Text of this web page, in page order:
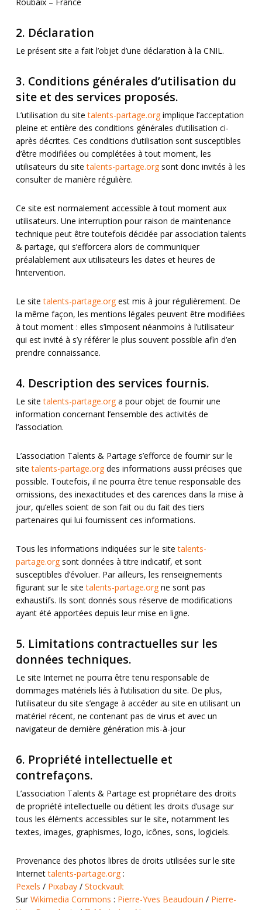
2. Déclaration
Le présent site a fait l’objet d’une déclaration à la CNIL.
3. Conditions générales d’utilisation du
site et des services proposés.
L’utilisation du sitetalents-partage.orgimplique l’acceptation
pleine et entière des conditions générales d’utilisation ci-
après décrites. Ces conditions d’utilisation sont susceptibles
d’être modifiées ou complétées à tout moment, les
utilisateurs du sitetalents-partage.orgsont donc invités à les
consulter de manière régulière.
Ce site est normalement accessible à tout moment aux
utilisateurs. Une interruption pour raison de maintenance
technique peut être toutefois décidée par association talents
& partage, qui s’efforcera alors de communiquer
préalablement aux utilisateurs les dates et heures de
l’intervention.
Le sitetalents-partage.orgest mis à jour régulièrement. De
la même façon, les mentions légales peuvent être modifiées
à tout moment : elles s’imposent néanmoins à l’utilisateur
qui est invité à s’y référer le plus souvent possible afin d’en
prendre connaissance.
4. Description des services fournis.
Le sitetalents-partage.orga pour objet de fournir une
information concernant l’ensemble des activités de
l’association.
L’association Talents & Partage s’efforce de fournir sur le
sitetalents-partage.orgdes informations aussi précises que
possible. Toutefois, il ne pourra être tenue responsable des
omissions, des inexactitudes et des carences dans la mise à
jour, qu’elles soient de son fait ou du fait des tiers
partenaires qui lui fournissent ces informations.
Tous les informations indiquées sur le sitetalents-
partage.orgsont données à titre indicatif, et sont
susceptibles d’évoluer. Par ailleurs, les renseignements
figurant sur le sitetalents-partage.orgne sont pas
exhaustifs. Ils sont donnés sous réserve de modifications
ayant été apportées depuis leur mise en ligne.
5. Limitations contractuelles sur les
données techniques.
Le site Internet ne pourra être tenu responsable de
dommages matériels liés à l’utilisation du site. De plus,
l’utilisateur du site s’engage à accéder au site en utilisant un
matériel récent, ne contenant pas de virus et avec un
navigateur de dernière génération mis-à-jour
6. Propriété intellectuelle et
contrefaçons.
L’association Talents & Partage est propriétaire des droits
de propriété intellectuelle ou détient les droits d’usage sur
tous les éléments accessibles sur le site, notamment les
textes, images, graphismes, logo, icônes, sons, logiciels.
Provenance des photos libres de droits utilisées sur le site
Internettalents-partage.org:
Pexels / Pixabay/ Stockvault
SurWikimedia Commons : Pierre-Yves Beaudouin / Pierre-